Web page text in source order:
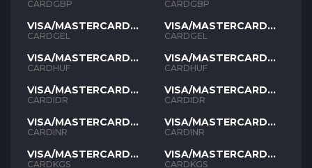
GBP
CARDGBP
VISA/MASTERCARD
GEL
CARDGEL
VISA/MASTERCARD
HUF
CARDHUF
VISA/MASTERCARD
IDR
CARDIDR
VISA/MASTERCARD
INR
CARDINR
VISA/MASTERCARD
KGS
CARDKGS
GBP
CARDGBP
VISA/MASTERCARD
GEL
CARDGEL
VISA/MASTERCARD
HUF
CARDHUF
VISA/MASTERCARD
IDR
CARDIDR
VISA/MASTERCARD
INR
CARDINR
VISA/MASTERCARD
KGS
CARDKGS